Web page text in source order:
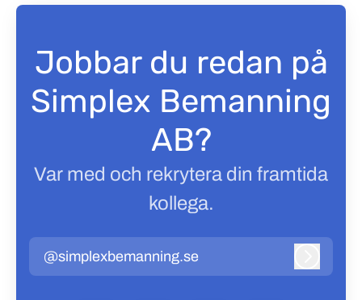
Jobbar du redan på
Simplex Bemanning
AB?
Var med och rekrytera din framtida
kollega.
@simplexbemanning.se